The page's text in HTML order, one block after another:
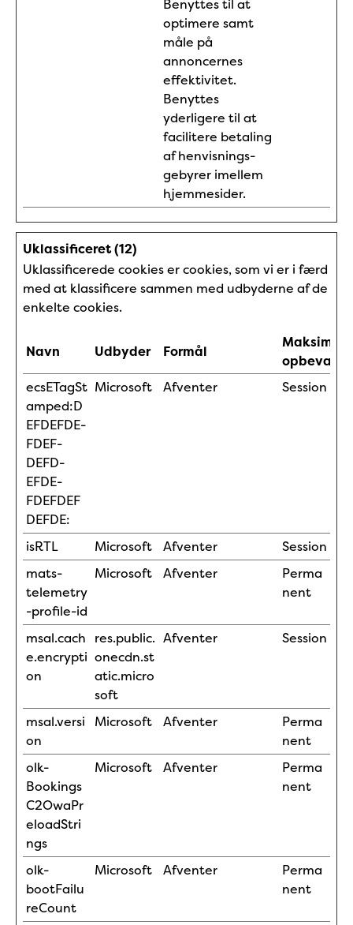
Benyttes til at
optimere samt
måle på
annoncernes
effektivitet.
Benyttes
yderligere til at
facilitere betaling
af henvisnings-
gebyrer imellem
hjemmesider.
Uklassificeret (12)
Uklassificerede cookies er cookies, som vi er i færd
med at klassificere sammen med udbyderne af de
enkelte cookies.
Navn Udbyder Formål
Maksimal
ecsETagSt
amped:D
EFDEFDE-
FDEF-
DEFD-
EFDE-
FDEFDEF
DEFDE:
Microsoft Afventer Session
isRTL Microsoft Afventer
Session
mats-
telemetry
-profile-id
Microsoft Afventer
Perma
nent
msal.cach
e.encrypti
on
res.public.
onecdn.st
atic.micro
soft
Afventer Session
msal.versi
on
Microsoft Afventer
Perma
nent
olk-
Bookings
C2OwaPr
eloadStri
ngs
Microsoft Afventer
Perma
nent
olk-
bootFailu
reCount
Microsoft Afventer
Perma
nent